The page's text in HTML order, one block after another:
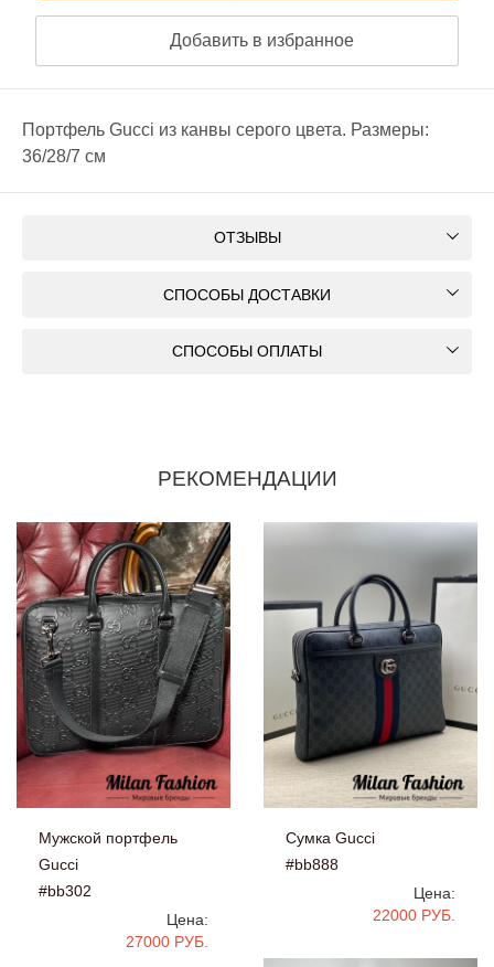
Добавить в избранное
Портфель Gucci из канвы серого цвета. Размеры:
36/28/7 см
ОТЗЫВЫ
СПОСОБЫ ДОСТАВКИ
СПОСОБЫ ОПЛАТЫ
РЕКОМЕНДАЦИИ
Мужской портфель
Gucci
#bb302
Цена:
27000 РУБ.
Сумка Gucci
#bb888
Цена:
22000 РУБ.